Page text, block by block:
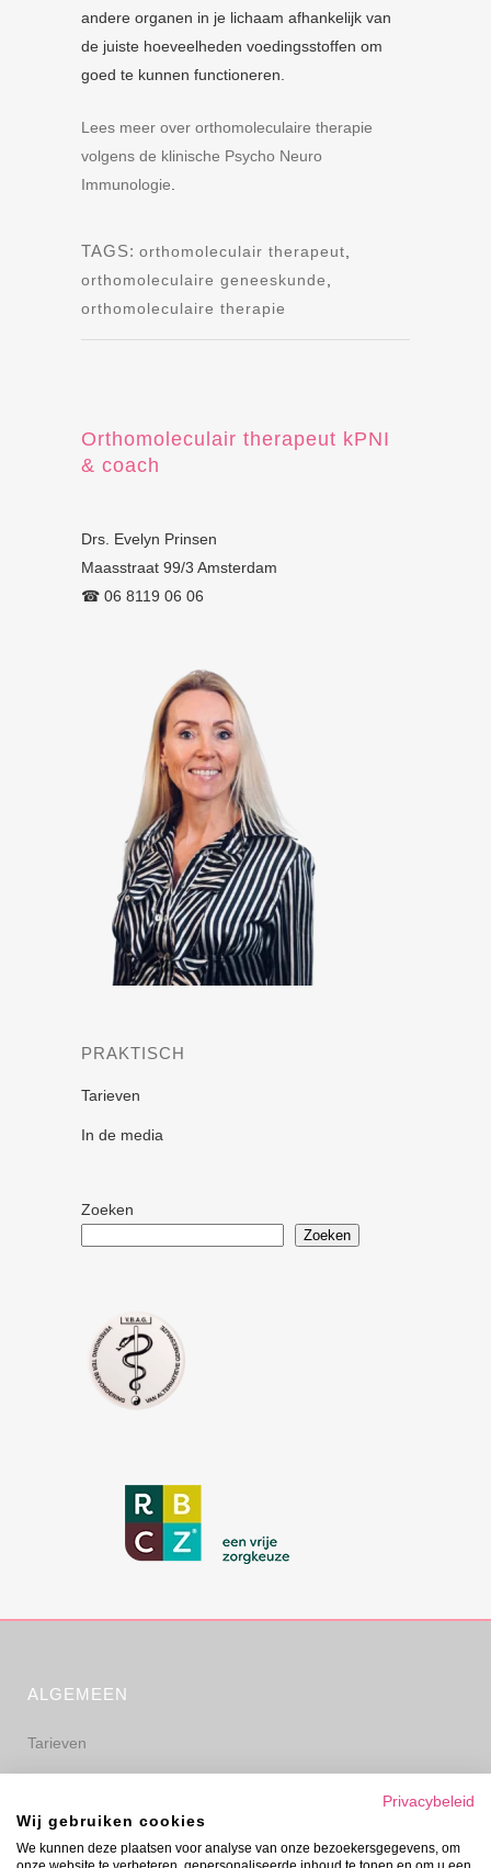
andere organen in je lichaam afhankelijk van
de juiste hoeveelheden voedingsstoffen om
goed te kunnen functioneren.
Lees meer over orthomoleculaire therapie
volgens de klinische Psycho Neuro
Immunologie
TAGS: orthomoleculair therapeut
orthomoleculaire geneeskunde
orthomoleculaire therapie
Orthomoleculair therapeut kPNI
& coach
Drs. Evelyn Prinsen
Maasstraat 99/3 Amsterdam
☎︎ 06 8119 06 06
PRAKTISCH
Tarieven
In de media
Zoeken
Zoeken
ALGEMEEN
Tarieven
Privacyverklaring
Privacybeleid
Wij gebruiken cookies
We kunnen deze plaatsen voor analyse van onze bezoekersgegevens, om